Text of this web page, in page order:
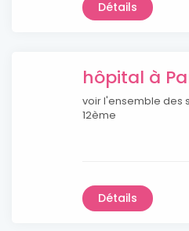
Détails
hôpital à
voir l'ensemble des
12ème
Détails